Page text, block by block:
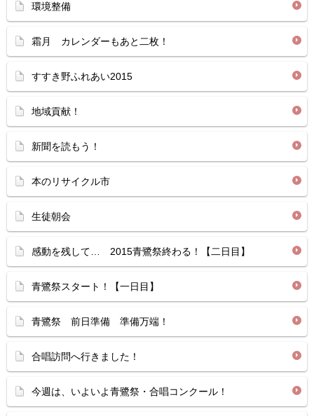
環境整備
霜月 カレンダーもあと二枚！
すすき野ふれあい2015
地域貢献！
新聞を読もう！
本のリサイクル市
生徒朝会
感動を残して… 2015青鷺祭終わる！【二日目】
青鷺祭スタート！【一日目】
青鷺祭 前日準備 準備万端！
合唱訪問へ行きました！
今週は、いよいよ青鷺祭・合唱コンクール！